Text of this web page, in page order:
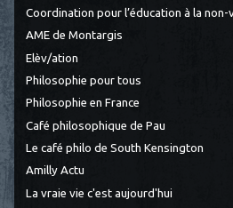
Coordination pour l’éducation à la non-
AME de Montargis
Elèv/ation
Philosophie pour tous
Philosophie en France
Café philosophique de Pau
Le café philo de South Kensington
Amilly Actu
La vraie vie c'est aujourd'hui